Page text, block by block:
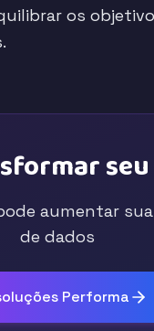
os
aumentar
de dados
Performa